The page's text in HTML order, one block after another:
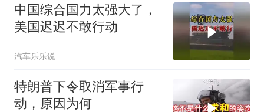
中国综合国力太强大了，
美国迟迟不敢行动
汽车乐乐说
特朗普下令取消军事行
动，原因为何